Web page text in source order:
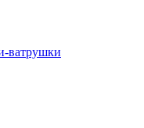
ватрушки